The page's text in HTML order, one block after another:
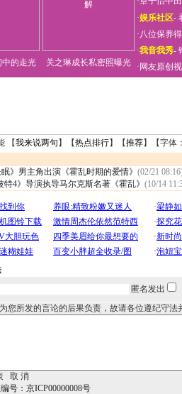
的走光 关之琳成长私密照曝光
·娱乐社区-
·八位保养
·我音我秀-
· 网友原创
【我来说两句 】【热点排行】【推荐】【字体
眠》男主角出演《霍乱时期的爱情》 (02/21
特4》导演执导马尔克斯名著《霍乱》 (10/14
匿名发出
您所发的言论的后果负责，故请各位遵纪守法
号：京ICP00000008号